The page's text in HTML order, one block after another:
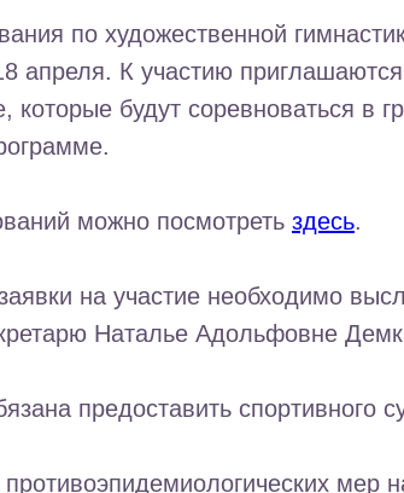
по художественной
апреля. К участию
которые будут соревноваться в
можно посмотреть здесь.
на участие необходимо
Наталье Адольфовне
предоставить спортивного
мер